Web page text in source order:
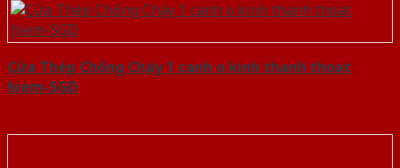
Cửa Thép Chống Cháy 1 canh o kinh thanh thoat
hiem-SGD